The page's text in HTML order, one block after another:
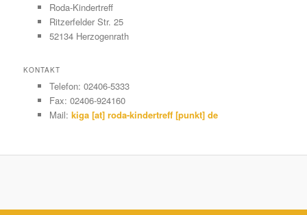
Roda-Kindertreff
Ritzerfelder Str. 25
52134 Herzogenrath
KONTAKT
Telefon: 02406-5333
Fax: 02406-924160
Mail: kiga [at] roda-kindertreff [punkt] de